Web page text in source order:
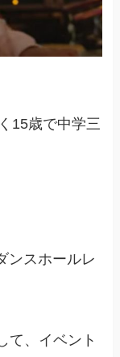
15歳で中学三
ンスホールレ
て、イベント